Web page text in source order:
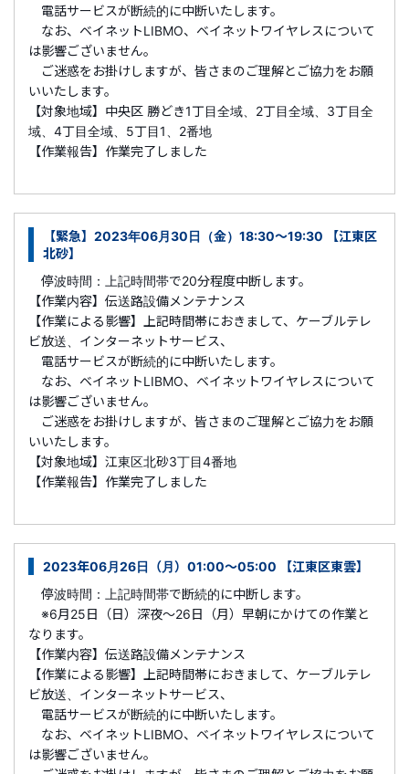
電話サービスが断続的に中断いたします。
なお、ベイネットLIBMO、ベイネットワイヤレスについて
は影響ございません。
ご迷惑をお掛けしますが、皆さまのご理解とご協力をお願
いいたします。
【対象地域】中央区 勝どき1丁目全域、2丁目全域、3丁目全
域、4丁目全域、5丁目1、2番地
【作業報告】作業完了しました
【緊急】2023年06月30日（金）18:30～19:30 【江東区
北砂】
停波時間：上記時間帯で20分程度中断します。
【作業内容】伝送路設備メンテナンス
【作業による影響】上記時間帯におきまして、ケーブルテレ
ビ放送、インターネットサービス、
電話サービスが断続的に中断いたします。
なお、ベイネットLIBMO、ベイネットワイヤレスについて
は影響ございません。
ご迷惑をお掛けしますが、皆さまのご理解とご協力をお願
いいたします。
【対象地域】江東区北砂3丁目4番地
【作業報告】作業完了しました
2023年06月26日（月）01:00～05:00 【江東区東雲】
停波時間：上記時間帯で断続的に中断します。
※6月25日（日）深夜～26日（月）早朝にかけての作業と
なります。
【作業内容】伝送路設備メンテナンス
【作業による影響】上記時間帯におきまして、ケーブルテレ
ビ放送、インターネットサービス、
電話サービスが断続的に中断いたします。
なお、ベイネットLIBMO、ベイネットワイヤレスについて
は影響ございません。